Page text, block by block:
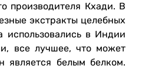
производителя Кхади. В
экстракты целебных
использовались в Индии
все лучшее, что может
является белым белком.